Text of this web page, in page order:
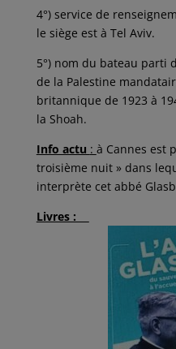
4°) service de
le siège est à Tel Aviv.
5°) nom du bateau parti
de la Palestine
britannique de 1923 à
la Shoah.
Info actu : à Cannes est
troisième nuit » dans
interprète cet abbé
Livres :